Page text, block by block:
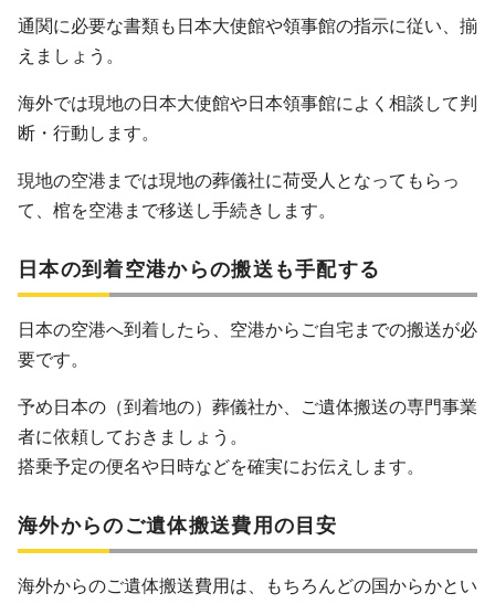
通関に必要な書類も日本大使館や領事館の指示に従い、揃
えましょう。
海外では現地の日本大使館や日本領事館によく相談して判
断・行動します。
現地の空港までは現地の葬儀社に荷受人となってもらっ
て、棺を空港まで移送し手続きします。
日本の到着空港からの搬送も手配する
日本の空港へ到着したら、空港からご自宅までの搬送が必
要です。
予め日本の（到着地の）葬儀社か、ご遺体搬送の専門事業
者に依頼しておきましょう。
搭乗予定の便名や日時などを確実にお伝えします。
海外からのご遺体搬送費用の目安
海外からのご遺体搬送費用は、もちろんどの国からかとい